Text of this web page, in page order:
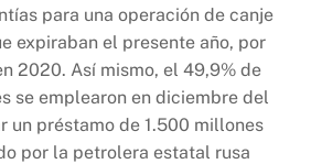
para una operación de canje
expiraban el presente año, por
2020. Así mismo, el 49,9% de
se emplearon en diciembre del
un préstamo de 1.500 millones
por la petrolera estatal rusa